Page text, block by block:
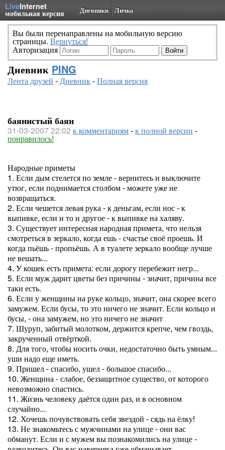
LiveInternet
мобильная версия Дневники Личка
Вы были перенаправлены на мобильную версию
страницы. Вернуться!
Авторизация
Дневник PING
Лента друзей -Дневник-Полная версия
баянистый баян
31-03-2007 22:02 к комментариям-к полной версии -
понравилось!
Народные приметы
1. Если дым стелется по земле - вернитесь и выключите
утюг, если поднимается столбом - можете уже не
возвращаться.
2. Если чешется левая рука - к деньгам, если нос - к
выпивке, если и то и другое - к выпивке на халяву.
3. Существует интересная народная примета, что нельзя
смотреться в зеркало, когда ешь - счастье своё проешь. И
когда пьёшь - пропьёшь. А в туалете зеркало вообще лучше
не вешать...
4. У кошек есть примета: если дорогу перебежит негр...
5. Если муж дарит цветы без причины - значит, причина все
таки есть.
6. Если у женщины на руке кольцо, значит, она скорее всего
замужем. Если бусы, то это ничего не значит. Если кольцо и
бусы, - она замужем, но это ничего не значит
7. Шуруп, забитый молотком, держится крепче, чем гвоздь,
закрученный отвёрткой.
8. Для того, чтобы носить очки, недостаточно быть умным...
уши надо еще иметь.
9. Пришел - спасибо, ушел - большое спасибо...
10. Женщина - слабое, беззащитное существо, от которого
невозможно спастись.
11. Жизнь человеку даётся один раз, и в основном
случайно...
12. Хочешь почувствовать себя звездой - сядь на ёлку!
13. Не знакомьтесь с мужчинами на улице - они вас
обманут. Если и с мужем вы познакомились на улице -